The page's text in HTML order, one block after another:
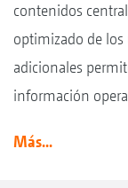
contenidos
optimizado de
adicionales
información
Más...